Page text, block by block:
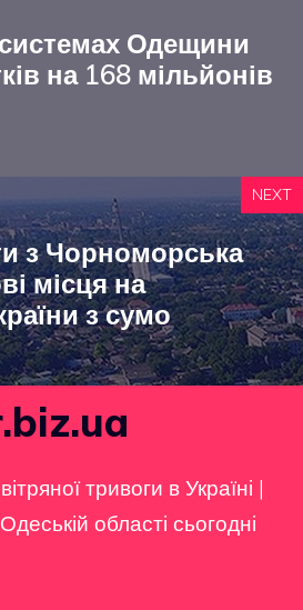
Одещини
на 168 мільйонів
NEXT
з Чорноморська
місця на
з сумо
тривоги в Україні |
області сьогодні